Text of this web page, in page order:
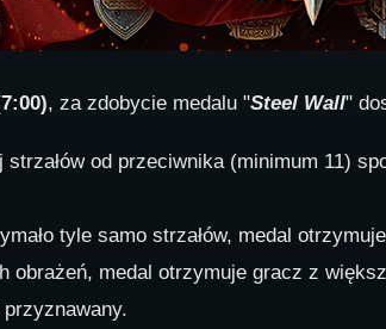
, za zdobycie medalu "Steel Wall"
od przeciwnika (minimum 11)
tyle samo strzałów, medal
obrażeń, medal otrzymuje gracz z